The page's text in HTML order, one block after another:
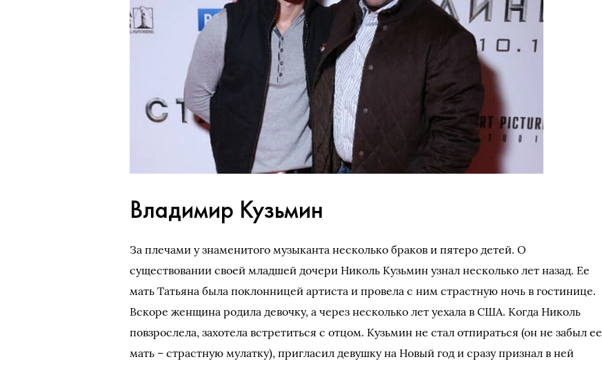
Владимир Кузьмин
За плечами у знаменитого музыканта несколько браков и пятеро детей. О
существовании своей младшей дочери Николь Кузьмин узнал несколько лет назад. Ее
мать Татьяна была поклонницей артиста и провела с ним страстную ночь в гостинице.
Вскоре женщина родила девочку, а через несколько лет уехала в США. Когда Николь
повзрослела, захотела встретиться с отцом. Кузьмин не стал отпираться (он не забыл ее
мать – страстную мулатку), пригласил девушку на Новый год и сразу признал в ней